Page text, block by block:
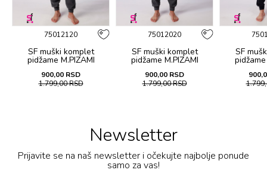
75012120
SF muški kоmplеt
pidžamе M.PIZAMI
SP.OFFER WEEKEND KD
SS26
900,00 RSD
1.799,00RSD
75012020
SF muški kоmplеt
pidžamе M.PIZAMI
SP.OFFER GIN KD SS26
900,00 RSD
1.799,00RSD
SF
SP.OFFER
Newsletter
Prijavite se na naš newsletter i očekujte najbolje ponude
samo za vas!